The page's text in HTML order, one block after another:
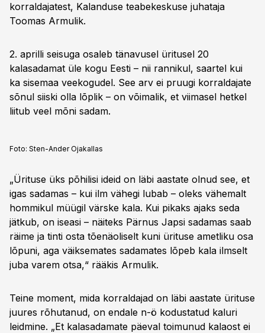
korraldajatest, Kalanduse teabekeskuse juhataja
Toomas Armulik.
2. aprilli seisuga osaleb tänavusel üritusel 20
kalasadamat üle kogu Eesti – nii rannikul, saartel kui
ka sisemaa veekogudel. See arv ei pruugi korraldajate
sõnul siiski olla lõplik – on võimalik, et viimasel hetkel
liitub veel mõni sadam.
Foto: Sten-Ander Ojakallas
„Ürituse üks põhilisi ideid on läbi aastate olnud see, et
igas sadamas – kui ilm vähegi lubab – oleks vähemalt
hommikul müügil värske kala. Kui pikaks ajaks seda
jätkub, on iseasi – näiteks Pärnus Japsi sadamas saab
räime ja tinti osta tõenäoliselt kuni ürituse ametliku osa
lõpuni, aga väiksemates sadamates lõpeb kala ilmselt
juba varem otsa,“ rääkis Armulik.
Teine moment, mida korraldajad on läbi aastate ürituse
juures rõhutanud, on endale n-ö kodustatud kaluri
leidmine. „Et kalasadamate päeval toimunud kalaost ei